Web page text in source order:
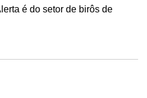
é do setor de birôs de